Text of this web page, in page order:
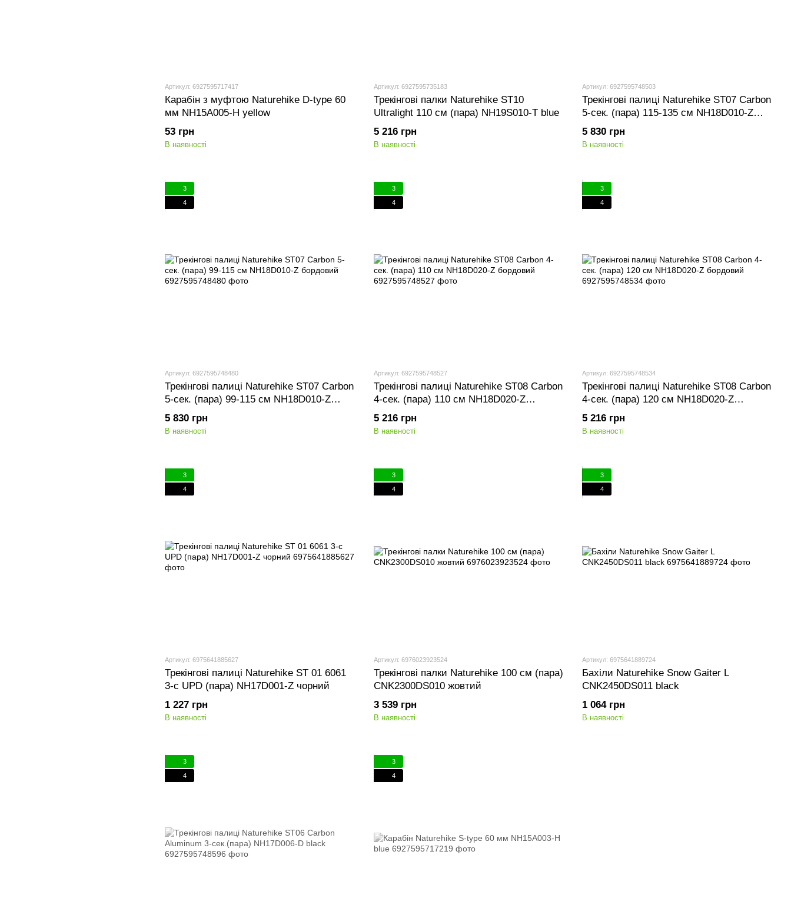
Артикул: 6927595717417
Карабін з муфтою Naturehike D-type 60
мм NH15A005-H yellow
53 грн
В наявності
Артикул: 6927595735183
Трекінгові палки Naturehike ST10
Ultralight 110 см (пара) NH19S010-T blue
5 216 грн
В наявності
Артикул: 6927595748503
Трекінгові палиці Naturehike ST07 Carbon
5-сек. (пара) 115-135 см NH18D010-Z
бордовий
5 830 грн
В наявності
3
4
Артикул: 6927595748480
Трекінгові палиці Naturehike ST07 Carbon
5-сек. (пара) 99-115 см NH18D010-Z
бордовий
5 830 грн
В наявності
3
4
Артикул: 6927595748527
Трекінгові палиці Naturehike ST08 Carbon
4-сек. (пара) 110 см NH18D020-Z
бордовий
5 216 грн
В наявності
3
4
Артикул: 6927595748534
Трекінгові палиці Naturehike ST08 Carbon
4-сек. (пара) 120 см NH18D020-Z
бордовий
5 216 грн
В наявності
3
4
Артикул: 6975641885627
Трекінгові палиці Naturehike ST 01 6061
3-с UPD (пара) NH17D001-Z чорний
1 227 грн
В наявності
3
4
Артикул: 6976023923524
Трекінгові палки Naturehike 100 см (пара)
CNK2300DS010 жовтий
3 539 грн
В наявності
3
4
Артикул: 6975641889724
Бахіли Naturehike Snow Gaiter L
CNK2450DS011 black
1 064 грн
В наявності
3
4
3
4